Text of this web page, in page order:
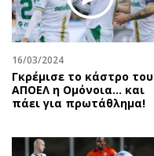
16/03/2024
Γκρέμισε το κάστρο του
ΑΠΟΕΛ η Ομόνοια… και
πάει για πρωτάθλημα!